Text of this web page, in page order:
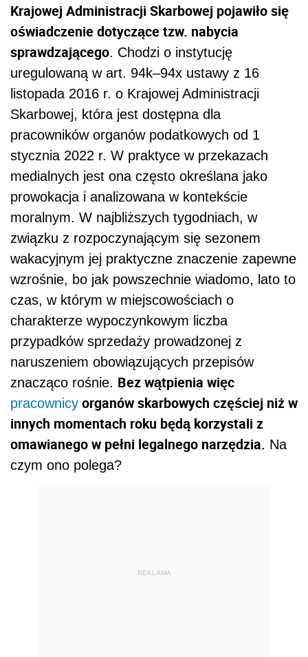
Krajowej Administracji Skarbowej pojawiło się
oświadczenie dotyczące tzw. nabycia
sprawdzającego. Chodzi o instytucję
uregulowaną w art. 94k–94x ustawy z 16
listopada 2016 r. o Krajowej Administracji
Skarbowej, która jest dostępna dla
pracowników organów podatkowych od 1
stycznia 2022 r. W praktyce w przekazach
medialnych jest ona często określana jako
prowokacja i analizowana w kontekście
moralnym. W najbliższych tygodniach, w
związku z rozpoczynającym się sezonem
wakacyjnym jej praktyczne znaczenie zapewne
wzrośnie, bo jak powszechnie wiadomo, lato to
czas, w którym w miejscowościach o
charakterze wypoczynkowym liczba
przypadków sprzedaży prowadzonej z
naruszeniem obowiązujących przepisów
znacząco rośnie. Bez wątpienia więc
pracownicy organów skarbowych częściej niż w
innych momentach roku będą korzystali z
omawianego w pełni legalnego narzędzia. Na
czym ono polega?
REKLAMA